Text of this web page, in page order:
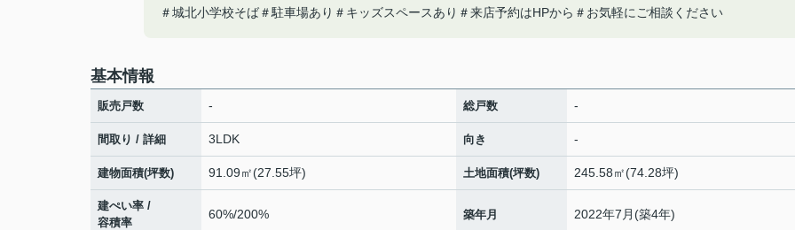
＃城北小学校そば＃駐車場あり＃キッズスペースあり＃来店予約はHPから＃お気軽にご相談ください
基本情報
販売戸数 - 総戸数 -
間取り / 詳細 3LDK 向き -
建物面積(坪数) 91.09㎡(27.55坪) 土地面積(坪数) 245.58㎡(74.28坪)
建ぺい率 /
容積率
60%/200% 築年月 2022年7月(築4年)